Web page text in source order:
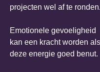
projecten wel af te ronden.
Emotionele gevoeligheid
kan een kracht worden
deze energie goed benut.